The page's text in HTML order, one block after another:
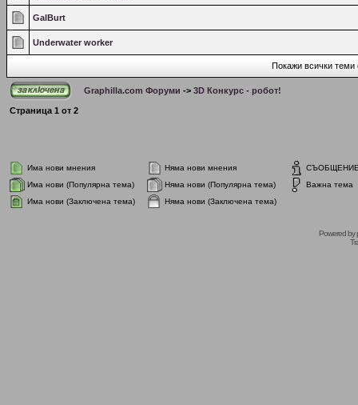
GalBurt
Underwater worker
Покажи всички теми
Graphilla.com Форуми -> 3D Конкурс - робот!
Страница 1 от 2
Има нови мнения Няма нови мнения
Има нови (Популярна тема)
Няма нови (Популярна тема)
Важна тема
Има нови (Заключена тема)
Няма нови (Заключена тема)
Powered by